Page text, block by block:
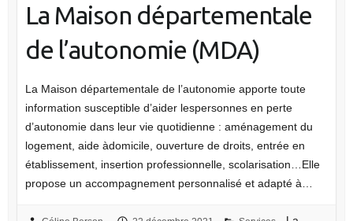
La Maison départementale
de l’autonomie (MDA)
La Maison départementale de l’autonomie apporte toute
information susceptible d’aider lespersonnes en perte
d’autonomie dans leur vie quotidienne : aménagement du
logement, aide àdomicile, ouverture de droits, entrée en
établissement, insertion professionnelle, scolarisation…Elle
propose un accompagnement personnalisé et adapté à…